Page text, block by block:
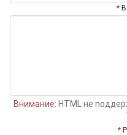
Внимание: HTML не